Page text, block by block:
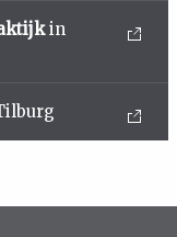
in